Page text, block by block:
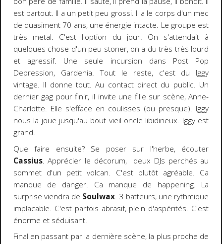
est partout. Il a un petit peu grossi. Il a le corps d'un mec
de quasiment 70 ans, une énergie intacte. Le groupe est
très metal. C'est l'option du jour. On s'attendait à
quelques chose d'un peu stoner, on a du très très lourd
et agressif. Une seule incursion dans Post Pop
Depression, Gardenia. Tout le reste, c'est du Iggy
vintage. Il donne tout. Au contact direct du public. Un
dernier gag pour finir, il invite une fille sur scène, Anne-
Charlotte. Elle s'efface en coulisses (ou presque). Iggy
nous la joue jusqu'au bout vieil oncle libidineux. Iggy est
grand.
Que faire ensuite? Se poser sur l'herbe, écouter
Cassius. Apprécier le décorum, deux DJs perchés au
sommet d'un petit volcan. C'est plutôt agréable. Ca
manque de danger. Ca manque de happening. La
surprise viendra de Soulwax. 3 batteurs, une rythmique
implacable. C'est parfois abrasif, plein d'aspérités. C'est
énorme et séduisant.
Final en passant par la dernière scène, la plus proche de